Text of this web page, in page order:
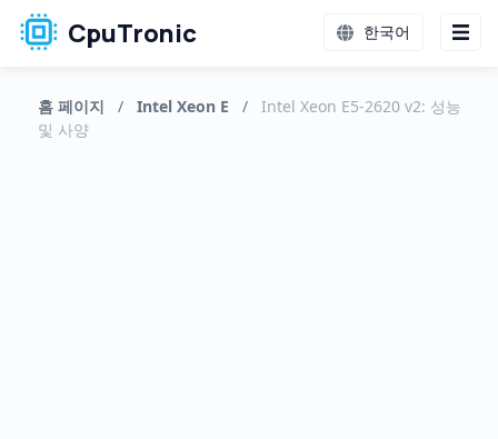
CpuTronic 한국어
홈 페이지 / Intel Xeon E /
Intel Xeon E5-2620 v2: 성능
및 사양